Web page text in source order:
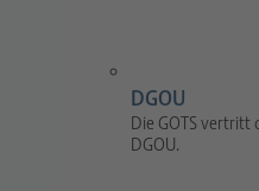
DGOU
Die GOTS vertritt
DGOU.